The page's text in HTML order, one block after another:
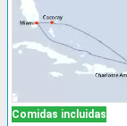
Comidas incluidas